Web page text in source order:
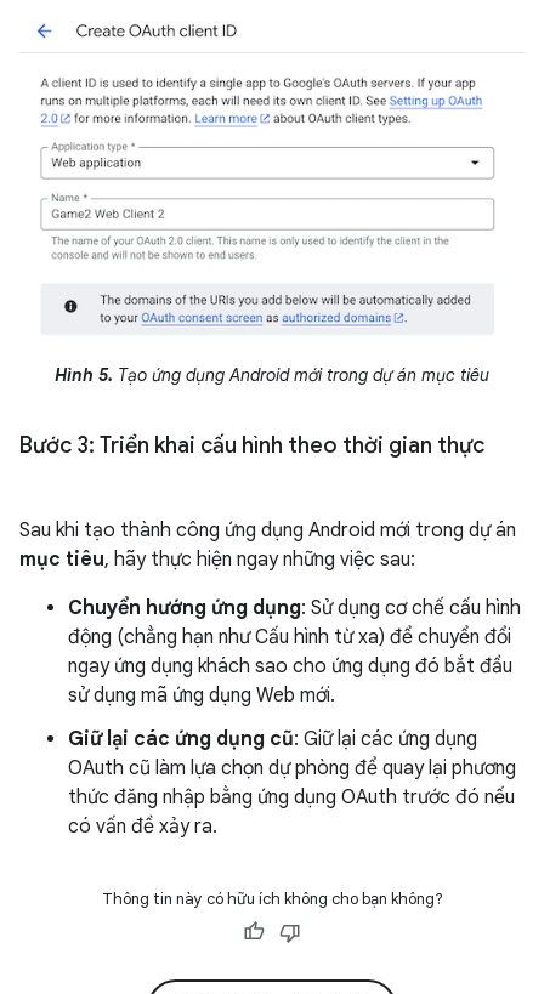
Hình 5. Tạo ứng dụng Android mới trong dự án mục tiêu
Bước 3: Triển khai cấu hình theo thời gian thực
Sau khi tạo thành công ứng dụng Android mới trong dự án
mục tiêu, hãy thực hiện ngay những việc sau:
Chuyển hướng ứng dụng: Sử dụng cơ chế cấu hình
động (chẳng hạn như Cấu hình từ xa) để chuyển đổi
ngay ứng dụng khách sao cho ứng dụng đó bắt đầu
sử dụng mã ứng dụng Web mới.
Giữ lại các ứng dụng cũ: Giữ lại các ứng dụng
OAuth cũ làm lựa chọn dự phòng để quay lại phương
thức đăng nhập bằng ứng dụng OAuth trước đó nếu
có vấn đề xảy ra.
Thông tin này có hữu ích không cho bạn không?